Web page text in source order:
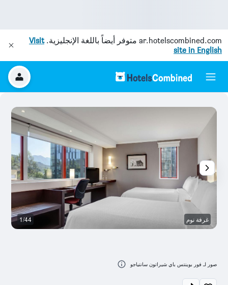
ar.hotelscombined.com متوفر أيضاً باللغة الإنجليزية.Visit
site in English
غرفة نوم 1/44
صور لـ فور بوينتس باي شيراتون سانتياجو